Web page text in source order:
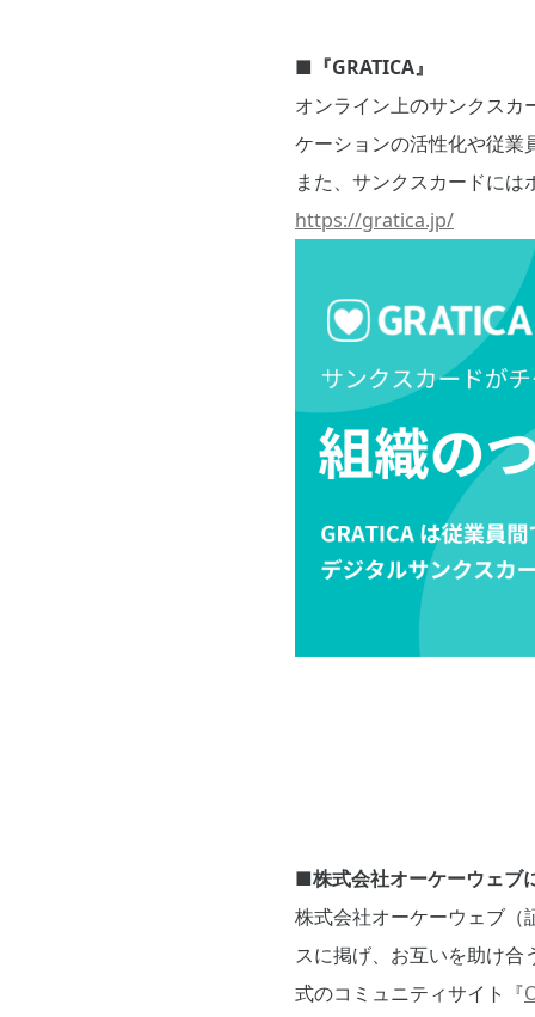
■『GRATICA』
オンライン上のサンクスカ
ケーションの活性化や従業
また、サンクスカードに
https://gratica.jp/
■株式会社オーケーウェブ
株式会社オーケーウェブ（
スに掲げ、お互いを助け
式のコミュニティサイト『